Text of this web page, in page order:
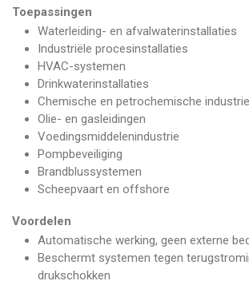
Toepassingen
Waterleiding- en afvalwaterinstallaties
Industriële procesinstallaties
HVAC-systemen
Drinkwaterinstallaties
Chemische en petrochemische industrie
Olie- en gasleidingen
Voedingsmiddelenindustrie
Pompbeveiliging
Brandblussystemen
Scheepvaart en offshore
Voordelen
Automatische werking, geen externe
Beschermt systemen tegen
drukschokken